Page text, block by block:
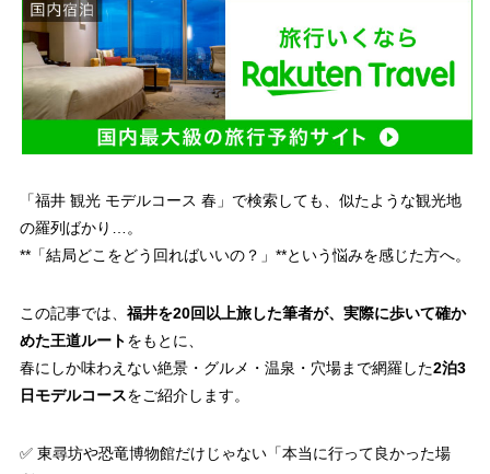
「福井 観光 モデルコース 春」で検索しても、似たような観光地
の羅列ばかり…。
**「結局どこをどう回ればいいの？」**という悩みを感じた方へ。
この記事では、 福井を20回以上旅した筆者が、実際に歩いて確か
めた王道ルートをもとに、
春にしか味わえない絶景・グルメ・温泉・穴場まで網羅した2泊3
日モデルコースをご紹介します。
✅ 東尋坊や恐竜博物館だけじゃない「本当に行って良かった場